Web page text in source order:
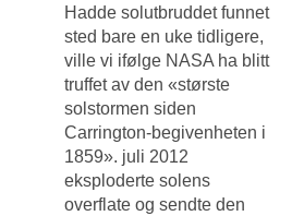
Hadde solutbruddet funnet
sted bare en uke tidligere,
ville vi ifølge NASA ha blitt
truffet av den «største
solstormen siden
Carrington-begivenheten i
1859». juli 2012
eksploderte solens
overflate og sendte den